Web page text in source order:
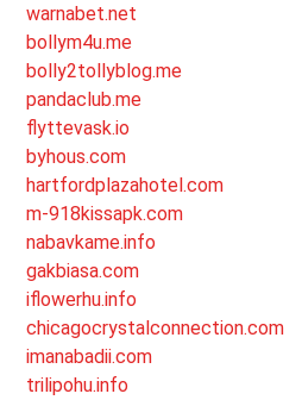
warnabet.net
bollym4u.me
bolly2tollyblog.me
pandaclub.me
flyttevask.io
byhous.com
hartfordplazahotel.com
m-918kissapk.com
nabavkame.info
gakbiasa.com
iflowerhu.info
chicagocrystalconnection.com
imanabadii.com
trilipohu.info